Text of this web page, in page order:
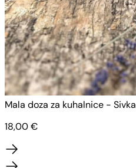
Mala doza za kuhalnice - Sivka
18,00€